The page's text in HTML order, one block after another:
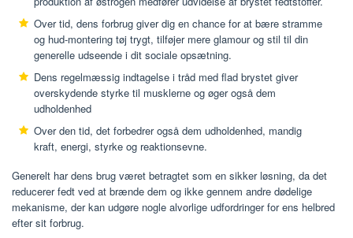
Over tid, dens forbrug giver dig en chance for at bære stramme
og hud-montering tøj trygt, tilføjer mere glamour og stil til din
generelle udseende i dit sociale opsætning.
Dens regelmæssig indtagelse i tråd med flad brystet giver
overskydende styrke til musklerne og øger også dem
udholdenhed
Over den tid, det forbedrer også dem udholdenhed, mandig
kraft, energi, styrke og reaktionsevne.
Generelt har dens brug været betragtet som en sikker løsning, da det
reducerer fedt ved at brænde dem og ikke gennem andre dødelige
mekanisme, der kan udgøre nogle alvorlige udfordringer for ens helbred
efter sit forbrug.